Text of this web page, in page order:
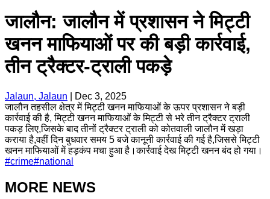
जालौन: जालौन में प्रशासन ने मिट्टी
खनन माफियाओं पर की बड़ी कार्रवाई,
तीन ट्रैक्टर-ट्राली पकड़े
Jalaun, Jalaun
Dec 3, 2025
जालौन तहसील क्षेत्र में मिट्टी खनन माफियाओं के ऊपर प्रशासन ने बड़ी
कार्रवाई की है, मिट्टी खनन माफियाओं के मिट्टी से भरे तीन ट्रैक्टर ट्राली
पकड़ लिए,जिसके बाद तीनों ट्रैक्टर ट्राली को कोतवाली जालौन में खड़ा
कराया है,वहीं दिन बुधवार समय 5 बजे कानूनी कार्रवाई की गई है,जिससे मिट्टी
खनन माफियाओं में हड़कंप मचा हुआ है।कार्रवाई देख मिट्टी खनन बंद हो गया।
#crime#national
MORE NEWS